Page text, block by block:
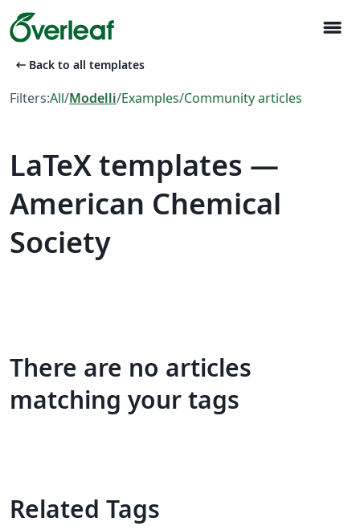
menu
arrow_left_alt Back to all templates
Filters:All/Modelli/Examples/Community articles
LaTeX templates —
American Chemical
Society
There are no articles
matching your tags
Related Tags